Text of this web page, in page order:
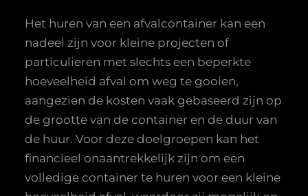
Het huren van een afvalcontainer kan een
nadeel zijn voor kleine projecten of
particulieren met slechts een beperkte
hoeveelheid afval om weg te gooien,
aangezien de kosten vaak gebaseerd zijn op
de grootte van de container en de duur van
de huur. Voor deze doelgroepen kan het
financieel onaantrekkelijk zijn om een
volledige container te huren voor een kleine